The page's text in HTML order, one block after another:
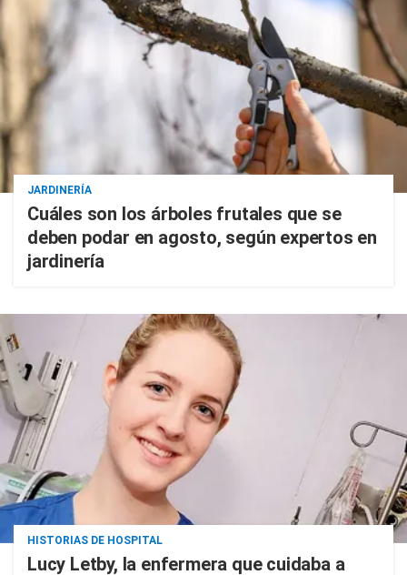
JARDINERÍA
Cuáles son los árboles frutales que se
deben podar en agosto, según expertos en
jardinería
HISTORIAS DE HOSPITAL
Lucy Letby, la enfermera que cuidaba a